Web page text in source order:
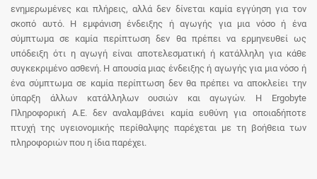
ενημερωμένες και πλήρεις, αλλά δεν δίνεται καμία εγγύηση για τον
σκοπό αυτό. Η εμφάνιση ένδειξης ή αγωγής για μια νόσο ή ένα
σύμπτωμα σε καμία περίπτωση δεν θα πρέπει να ερμηνευθεί ως
υπόδειξη ότι η αγωγή είναι αποτελεσματική ή κατάλληλη για κάθε
συγκεκριμένο ασθενή. Η απουσία μιας ένδειξης ή αγωγής για μια νόσο ή
ένα σύμπτωμα σε καμία περίπτωση δεν θα πρέπει να αποκλείει την
ύπαρξη άλλων κατάλληλων ουσιών και αγωγών. Η Ergobyte
Πληροφορική Α.Ε. δεν αναλαμβάνει καμία ευθύνη για οποιαδήποτε
πτυχή της υγειονομικής περίθαλψης παρέχεται με τη βοήθεια των
πληροφοριών που η ίδια παρέχει.